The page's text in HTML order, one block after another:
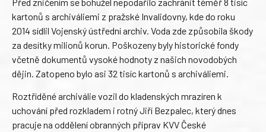
kartonů s archiváliemi z pražské Invalidovny, kde do roku
2014 sídlil Vojenský ústřední archiv. Voda zde způsobila škody
za desítky milionů korun. Poškozeny byly historické fondy
včetně dokumentů vysoké hodnoty z našich novodobých
dějin. Zatopeno bylo asi 32 tisíc kartonů s archiváliemi.
Roztříděné archiválie vozil do kladenských mrazíren k
uchování před rozkladem i rotný Jiří Bezpalec, který dnes
pracuje na oddělení obranných příprav KVV České